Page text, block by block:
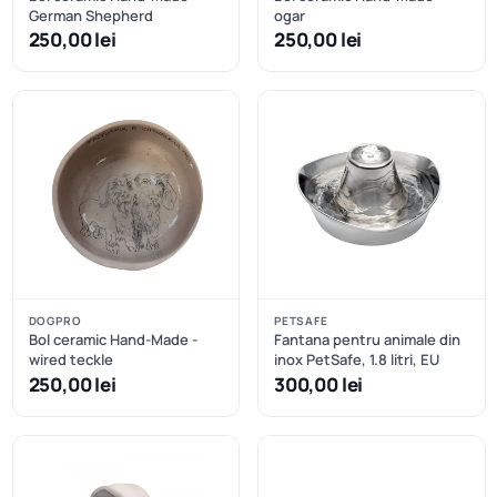
German Shepherd
250,00 lei
ogar
250,00 lei
DOGPRO
Bol ceramic Hand-Made -
wired teckle
250,00 lei
PETSAFE
Fantana pentru animale din
inox PetSafe, 1.8 litri, EU
300,00 lei